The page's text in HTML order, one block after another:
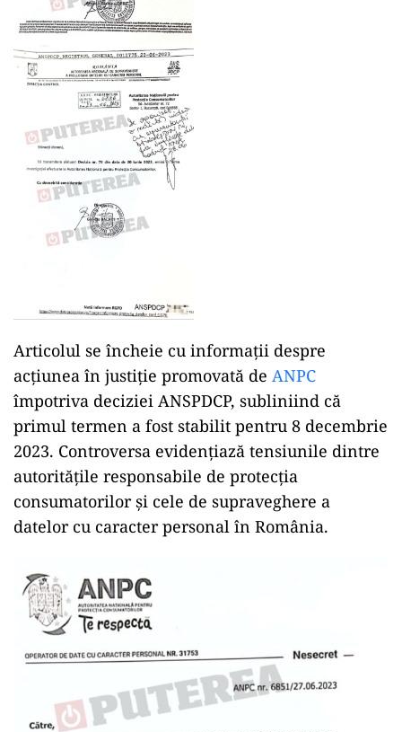
Articolul se încheie cu informații despre
acțiunea în justiție promovată de ANPC
împotriva deciziei ANSPDCP, subliniind că
primul termen a fost stabilit pentru 8 decembrie
2023. Controversa evidențiază tensiunile dintre
autoritățile responsabile de protecția
consumatorilor și cele de supraveghere a
datelor cu caracter personal în România.